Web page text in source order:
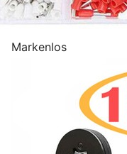
Markenlos